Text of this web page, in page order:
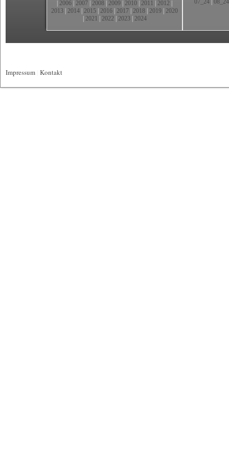
2006 2007 2008 2009 2010 2011 2012
2013 2014 2015 2016 2017 2018 2019 2020
2021 2022 2023| 2024
07_24 08_24
Impressum Kontakt